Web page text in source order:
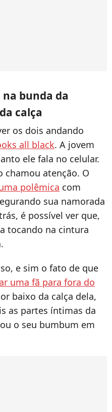
na bunda da
calça
os dois andando
all black. A jovem
ele fala no celular.
chamou atenção. O
polêmica com
sua namorada
é possível ver que,
tocando na cintura
e sim o fato de que
uma fã para fora do
baixo da calça dela,
as partes íntimas da
o seu bumbum em